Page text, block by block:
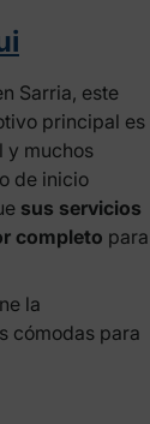
Sarria, este
principal es
y muchos
de inicio
sus servicios
completo para
la
cómodas para